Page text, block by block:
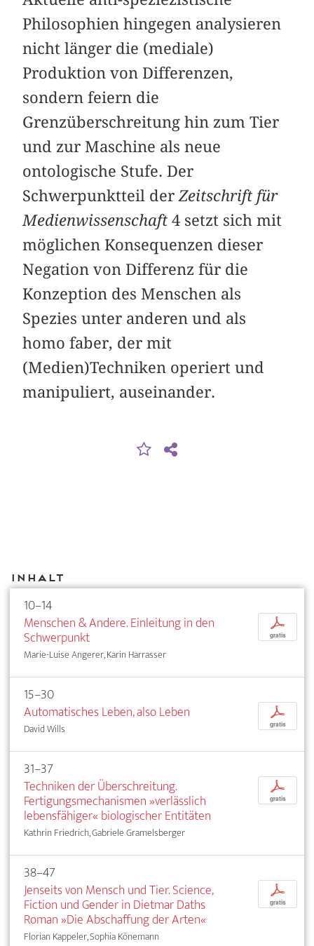
Philosophien hingegen analysieren
nicht länger die (mediale)
Produktion von Differenzen,
sondern feiern die
Grenzüberschreitung hin zum Tier
und zur Maschine als neue
ontologische Stufe. Der
Schwerpunktteil derZeitschrift für
Medienwissenschaft 4 setzt sich mit
möglichen Konsequenzen dieser
Negation von Differenz für die
Konzeption des Menschen als
Spezies unter anderen und als
homo faber, der mit
(Medien)Techniken operiert und
manipuliert, auseinander.
Inhalt
10–14
Menschen & Andere. Einleitung in den
Schwerpunkt
Marie-Luise Angerer, Karin Harrasser
p
gratis
15–30
Automatisches Leben, also Leben
David Wills
p
gratis
31–37
Techniken der Überschreitung.
Fertigungsmechanismen »verlässlich
lebensfähiger« biologischer Entitäten
Kathrin Friedrich, Gabriele Gramelsberger
p
gratis
38–47
Jenseits von Mensch und Tier. Science,
Fiction und Gender in Dietmar Daths
Roman »Die Abschaffung der Arten«
Florian Kappeler, Sophia Könemann
p
gratis